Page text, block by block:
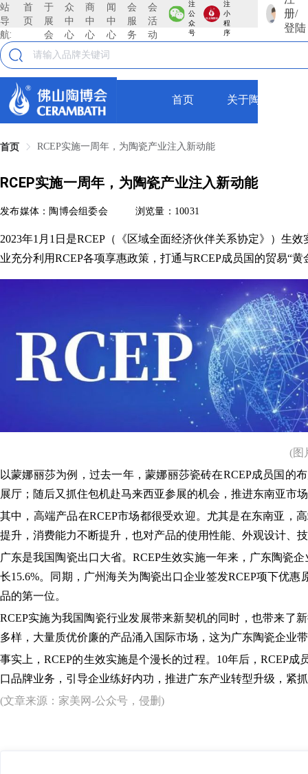
站
导
航:
首
页
于
展
会
众
中
心
商
中
心
闻
中
心
会
服
务
会
活
动
注
公
众
号
注
小
程
序
册/
登陆
首页 关于陶博会
首页 RCEP实施一周年，为陶瓷产业注入新动能
RCEP实施一周年，为陶瓷产业注入新动能
发布媒体：陶博会组委会 浏览量：10031
2023年1月1日是RCEP（《区域全面经济伙伴关系协定》）生
业充分利用RCEP各项享惠政策，打通与RCEP成员国的贸易“
(图
以蒙娜丽莎为例，过去一年，蒙娜丽莎瓷砖在RCEP成员国
展厅；随后又抓住包机赴马来西亚参展的机会，推进东南亚市
其中，高端产品在RCEP市场都很受欢迎。尤其是在东南亚，
提升，消费能力不断提升，也对产品的使用性能、外观设计、
广东是我国陶瓷出口大省。RCEP生效实施一年来，广东陶瓷
长15.6%。同期，广州海关为陶瓷出口企业签发RCEP项下优
品的第一位。
RCEP实施为我国陶瓷行业发展带来新契机的同时，也带来了
多样，大量质优价廉的产品涌入国际市场，这为广东陶瓷企业
事实上，RCEP的生效实施是个漫长的过程。10年后，RCEP
口品牌业务，引导企业练好内功，推进广东产业转型升级，紧
(文章来源：家美网-公众号，侵删)